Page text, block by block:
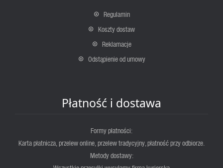
Regulamin
Koszty dostaw
Reklamacje
Odstąpienie od umowy
Płatność i dostawa
Formy płatności:
Karta płatnicza, przelew online, przelew tradycyjny, płatność przy odbiorze.
Metody dostawy: